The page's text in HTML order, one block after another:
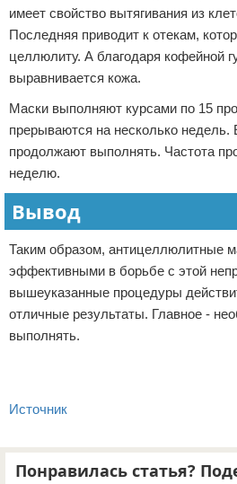
имеет свойство вытягивания из
Последняя приводит к отекам,
целлюлиту. А благодаря кофейной
выравнивается кожа.
Маски выполняют курсами по 15
прерываются на несколько
продолжают выполнять. Частота
неделю.
Вывод
Таким образом, антицеллюлитные
эффективными в борьбе с этой
вышеуказанные процедуры
отличные результаты. Главное -
выполнять.
Источник
Понравилась статья?